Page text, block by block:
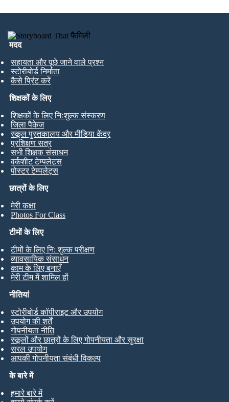
मदद
सहायता और पूछे जाने वाले प्रश्न
स्टोरीबोर्ड निर्माता
कैसे प्रिंट करें
छात्रों के लिए
मेरी कक्षा
Photos For Class
शिक्षकों के लिए
शिक्षकों के लिए निःशुल्क संस्करण
जिला पैकेज
स्कूल पुस्तकालय और मीडिया केंद्र
प्रशिक्षण सत्र
सभी शिक्षक संसाधन
वर्कशीट टेम्पलेट्स
पोस्टर टेम्पलेट्स
टीमों के लिए
टीमों के लिए नि: शुल्क परीक्षण
व्यावसायिक संसाधन
काम के लिए बनाएँ
मेरी टीम में शामिल हों
के बारे में
हमारे बारे में
नीतियां
स्टोरीबोर्ड कॉपीराइट और उपयोग
उपयोग की शर्तें
गोपनीयता नीति
स्कूलों और छात्रों के लिए गोपनीयता और सुरक्षा
सरल उपयोग
आपकी गोपनीयता संबंधी विकल्प